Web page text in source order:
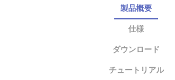
製品概要
仕様
ダウンロード
チュートリアル